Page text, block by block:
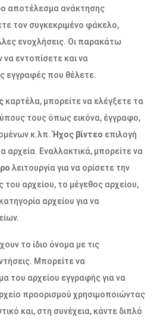
αποτέλεσμα ανάκτησης
τον συγκεκριμένο φάκελο,
ενοχλήσεις. Οι παρακάτω
εντοπίσετε και να
εγγραφές που θέλετε.
καρτέλα, μπορείτε να ελέγξετε τα
τους όπως εικόνα, έγγραφο,
κ.λπ.Ήχος βίντεο επιλογή
αρχεία. Εναλλακτικά, μπορείτε να
λειτουργία για να ορίσετε την
αρχείου, το μέγεθος αρχείου,
αρχείου για να
το ίδιο όνομα με τις
Μπορείτε να
του αρχείου εγγραφής για να
προορισμού χρησιμοποιώντας
και, στη συνέχεια, κάντε διπλό